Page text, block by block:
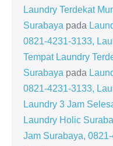
Laundry Terdekat
Surabaya pada
0821-4231-3133,
Tempat Laundry
Surabaya pada
0821-4231-3133,
Laundry 3 Jam
Laundry Holic
Jam Surabaya,